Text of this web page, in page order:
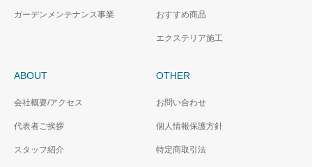
ガーデンメンテナンス事業 おすすめ商品
エクステリア施工
ABOUT
会社概要/アクセス
代表者ご挨拶
スタッフ紹介
OTHER
お問い合わせ
個人情報保護方針
特定商取引法